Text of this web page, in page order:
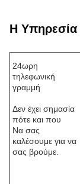
Η Υπηρεσία
24ωρη
τηλεφωνική
γραμμή
Δεν έχει σημασία
πότε και που
Να σας
καλέσουμε για να
σας βρούμε.